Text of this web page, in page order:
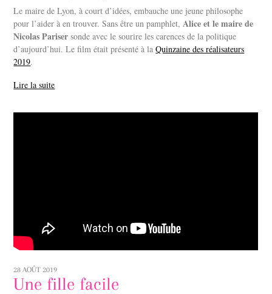
Le maire de Lyon, à court d’idées, embauche une jeune philosophe
pour l’aider à en trouver. Sans être un pamphlet,Alice et le maire de
Nicolas Pariser sonde avec le sourire les carences de la politique
d’aujourd’hui. Le film était présenté à laQuinzaine des réalisateurs
2019.
Lire la suite
28 AOÛT 2019
Une fille facile